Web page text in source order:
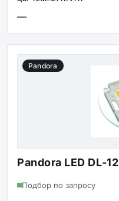
—
Pandora
Pandora LED DL-12
Подбор по запросу